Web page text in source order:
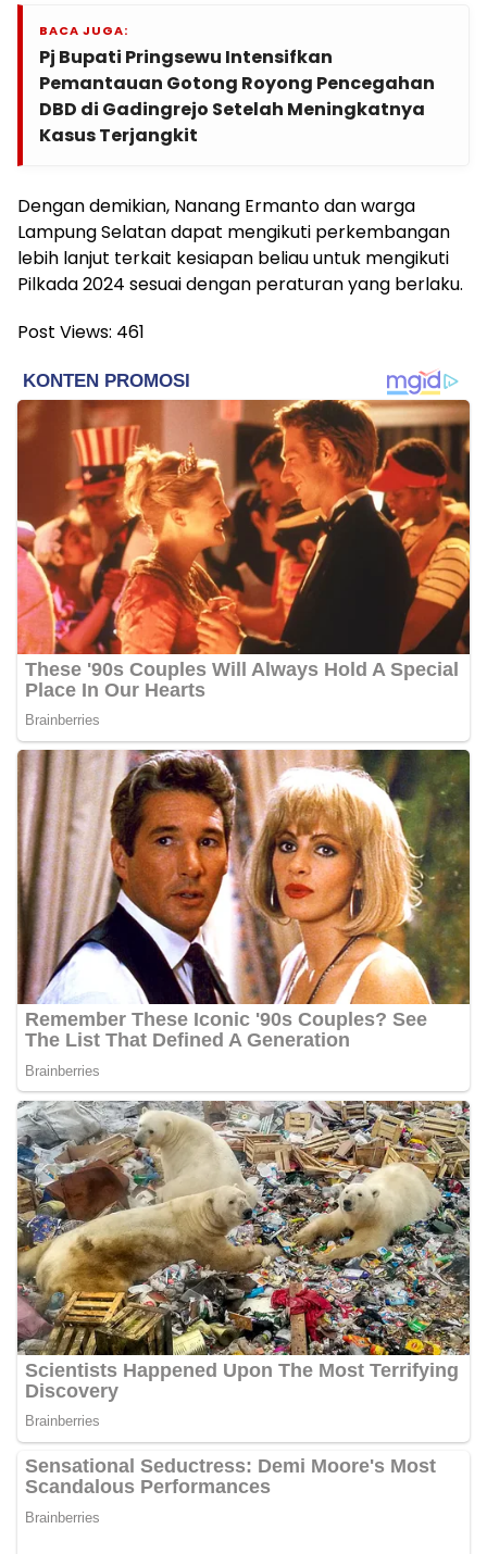
BACA JUGA:
Pj Bupati Pringsewu Intensifkan
Pemantauan Gotong Royong Pencegahan
DBD di Gadingrejo Setelah Meningkatnya
Kasus Terjangkit
Dengan demikian, Nanang Ermanto dan warga
Lampung Selatan dapat mengikuti perkembangan
lebih lanjut terkait kesiapan beliau untuk mengikuti
Pilkada 2024 sesuai dengan peraturan yang berlaku.
Post Views: 461